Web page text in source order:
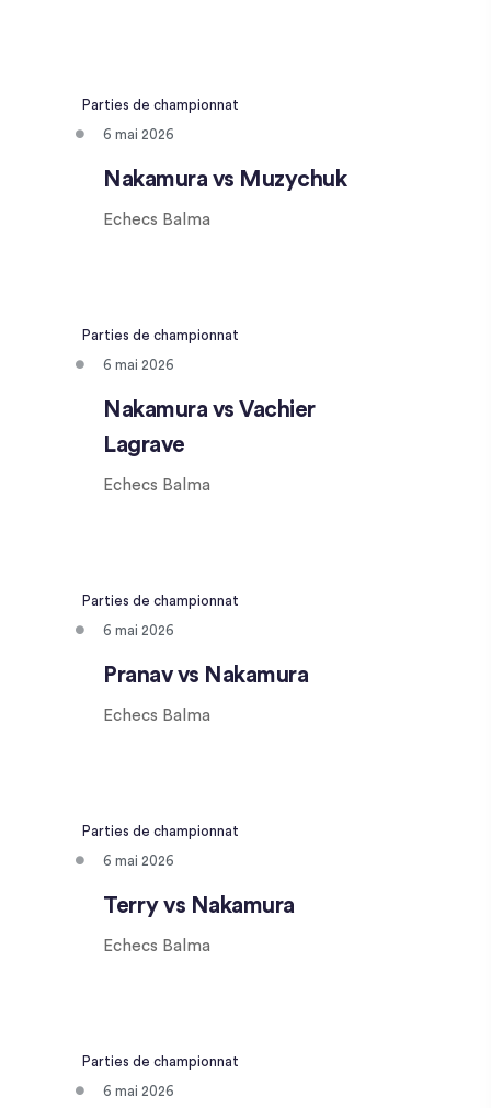
Parties de championnat
6 mai 2026
Nakamura vs Muzychuk
Echecs Balma
Parties de championnat
6 mai 2026
Nakamura vs Vachier
Lagrave
Echecs Balma
Parties de championnat
6 mai 2026
Pranav vs Nakamura
Echecs Balma
Parties de championnat
6 mai 2026
Terry vs Nakamura
Echecs Balma
Parties de championnat
6 mai 2026